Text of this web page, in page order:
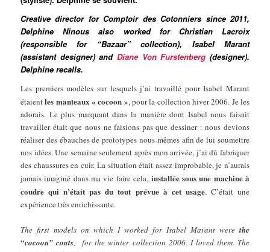
Creative director for Comptoir des Cotonniers since 2011,
Delphine Ninous also worked for Christian Lacroix
(responsible for “Bazaar”collection), Isabel Marant
(assistant designer) and Diane Von Furstenberg (designer).
Delphine recalls.
Les premiers modèles sur lesquels j’ai travaillé pour Isabel Marant
étaientles manteaux « cocoon », pour la collection hiver 2006. Je les
adorais. Le plus marquant dans la manière dont Isabel nous faisait
travailler était que nous ne faisions pas que dessiner : nous devions
réaliser des ébauches de prototypes nous-mêmes afin de lui soumettre
nos idées. Une semaine seulement après mon arrivée, j’ai dû fabriquer
des chaussures en cuir. La situation était assez improbable, je n’aurais
jamais imaginé dans ma vie faire cela, installée sous une machine à
coudre qui n’était pas du tout prévue à cet usage. C’était une
expérience très enrichissante.
The first models on which I worked for Isabel Marant were the
“cocoon” coats, for the winter collection 2006. I loved them. The